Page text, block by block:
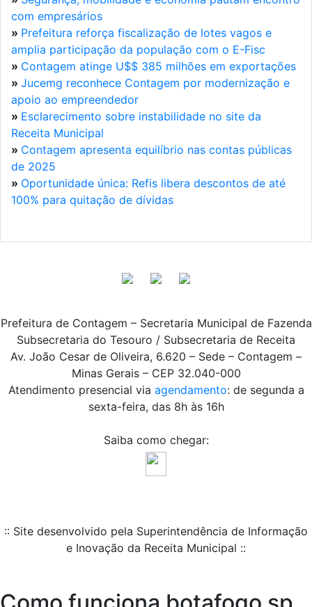
com empresários
» Prefeitura reforça fiscalização de lotes vagos e
amplia participação da população com o E-Fisc
» Contagem atinge U$$ 385 milhões em exportações
» Jucemg reconhece Contagem por modernização e
apoio ao empreendedor
» Esclarecimento sobre instabilidade no site da
Receita Municipal
» Contagem apresenta equilíbrio nas contas públicas
de 2025
» Oportunidade única: Refis libera descontos de até
100% para quitação de dívidas
Prefeitura de Contagem – Secretaria Municipal de Fazenda
Subsecretaria do Tesouro / Subsecretaria de Receita
Av. João Cesar de Oliveira, 6.620 – Sede – Contagem –
Minas Gerais – CEP 32.040-000
Atendimento presencial via agendamento: de segunda a
sexta-feira, das 8h às 16h
Saiba como chegar:
:: Site desenvolvido pela Superintendência de Informação
e Inovação da Receita Municipal ::